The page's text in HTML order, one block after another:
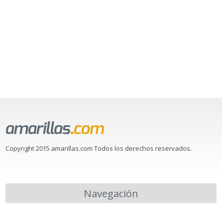
Copyright 2015 amarillas.com Todos los derechos reservados.
Navegación